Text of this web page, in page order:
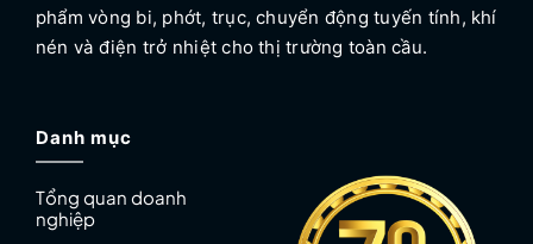
phẩm vòng bi, phớt, trục, chuyển động tuyến tính, khí
nén và điện trở nhiệt cho thị trường toàn cầu.
Danh mục
Tổng quan doanh
nghiệp